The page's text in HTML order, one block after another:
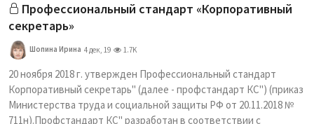
Профессиональный стандарт «Корпоративный
секретарь»
Шопина Ирина 4 дек, 19 1.7K
20 ноября 2018 г. утвержден Профессиональный стандарт
Корпоративный секретарь" (далее - профстандарт КС") (приказ
Министерства труда и социальной защиты РФ от 20.11.2018 №
711н).Профстандарт КС" разработан в соответствии с